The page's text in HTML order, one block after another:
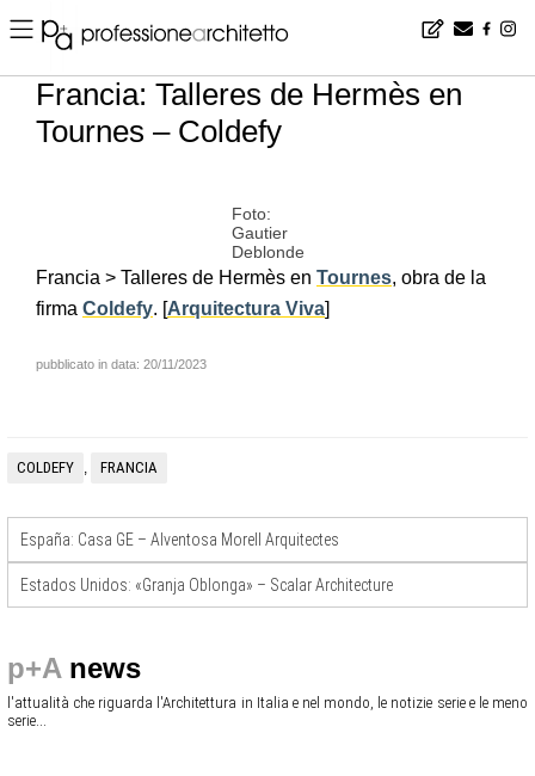
Home ▪ news ▪ es ▪ Francia: Talleres de Hermès en Tournes – Coldefy
Francia: Talleres de Hermès en
Tournes – Coldefy
Foto:
Gautier
Deblonde
Francia > Talleres de Hermès en Tournes, obra de la
firma Coldefy. [Arquitectura Viva]
pubblicato in data: 20/11/2023
COLDEFY , FRANCIA
España: Casa GE – Alventosa Morell Arquitectes
Estados Unidos: «Granja Oblonga» – Scalar Architecture
p+A news
l'attualità che riguarda l'Architettura in Italia e nel mondo, le notizie serie e le meno
serie...